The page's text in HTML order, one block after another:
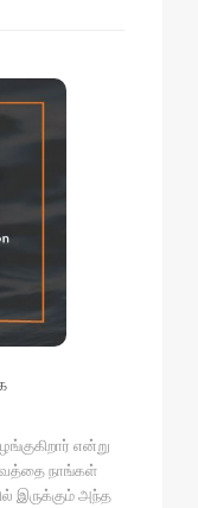
என்று
நாங்கள்
இருக்கும் அந்த